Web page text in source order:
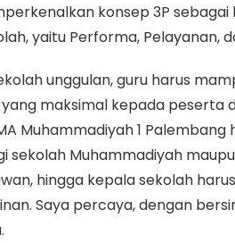
konsep 3P
yaitu Performa, Pelayanan,
unggulan, guru harus
maksimal kepada peserta
Muhammadiyah 1
sekolah Muhammadiyah
hingga kepala sekolah
Saya percaya, dengan